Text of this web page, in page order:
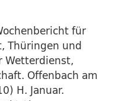
für
Thüringen und
Wetterdienst,
Offenbach am
H. Januar.